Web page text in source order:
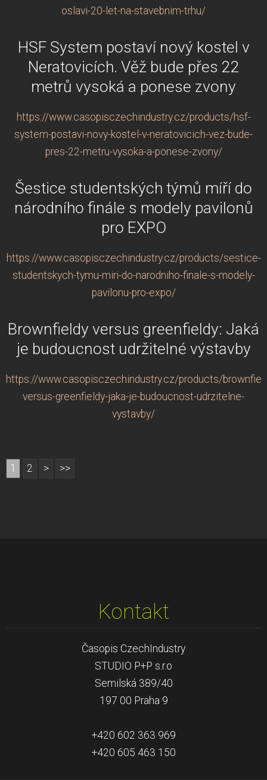
oslavi-20-let-na-stavebnim-trhu/
HSF System postaví nový kostel v
Neratovicích. Věž bude přes 22
metrů vysoká a ponese zvony
https://www.casopisczechindustry.cz/products/hsf-
system-postavi-novy-kostel-v-neratovicich-vez-bude-
pres-22-metru-vysoka-a-ponese-zvony/
Šestice studentských týmů míří do
národního finále s modely pavilonů
pro EXPO
https://www.casopisczechindustry.cz/products/sestice-
studentskych-tymu-miri-do-narodniho-finale-s-modely-
pavilonu-pro-expo/
Brownfieldy versus greenfieldy: Jaká
je budoucnost udržitelné výstavby
https://www.casopisczechindustry.cz/products/
versus-greenfieldy-jaka-je-budoucnost-udrzitelne-
vystavby/
1 2 > >>
Kontakt
Časopis CzechIndustry
STUDIO P+P s.r.o
Semilská 389/40
197 00 Praha 9
+420 602 363 969
+420 605 463 150